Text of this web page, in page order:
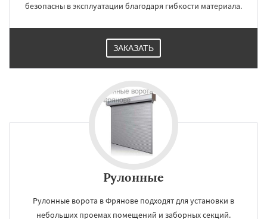
безопасны в эксплуатации благодаря гибкости материала.
ЗАКАЗАТЬ
Рулонные
Рулонные ворота в Фрянове подходят для установки в
небольших проемах помещений и заборных секций.